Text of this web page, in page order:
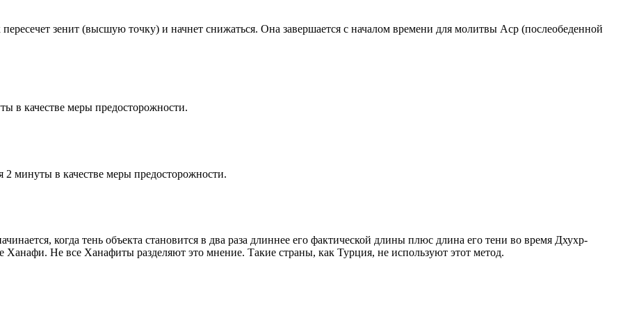
зенит (высшую точку) и начнет снижаться. Она завершается с началом времени для молитвы Аср (послеобеденной
в качестве меры предосторожности.
минуты в качестве меры предосторожности.
когда тень объекта становится в два раза длиннее его фактической длины плюс длина его тени во время Дхухр-
Ханафи. Не все Ханафиты разделяют это мнение. Такие страны, как Турция, не используют этот метод.